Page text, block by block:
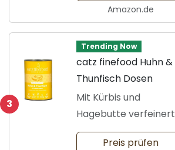
Amazon.de
3
Trending Now
catz finefood Huhn &
Thunfisch Dosen
Mit Kürbis und
Hagebutte verfeinert
Preis prüfen